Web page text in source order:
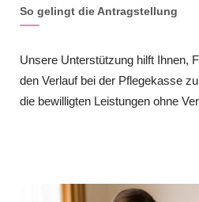
So gelingt die Antragstellung
Unsere Unterstützung hilft Ihnen,
den Verlauf bei der Pflegekasse
die bewilligten Leistungen ohne